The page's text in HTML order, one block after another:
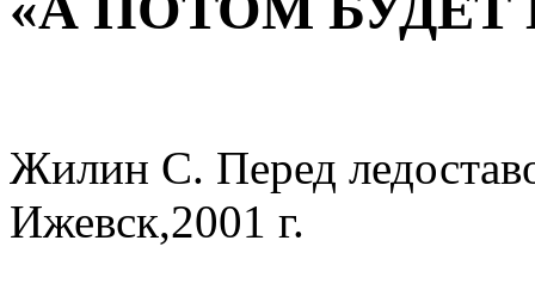
Жилин С. Перед
Ижевск,2001 г.